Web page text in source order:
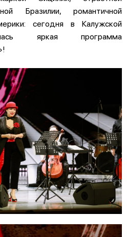
Бразилии, романтичной
сегодня в Калужской
яркая программа